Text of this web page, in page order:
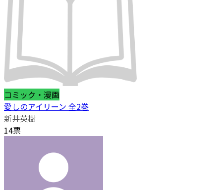
コミック・漫画
愛しのアイリーン 全2巻
新井英樹
14票